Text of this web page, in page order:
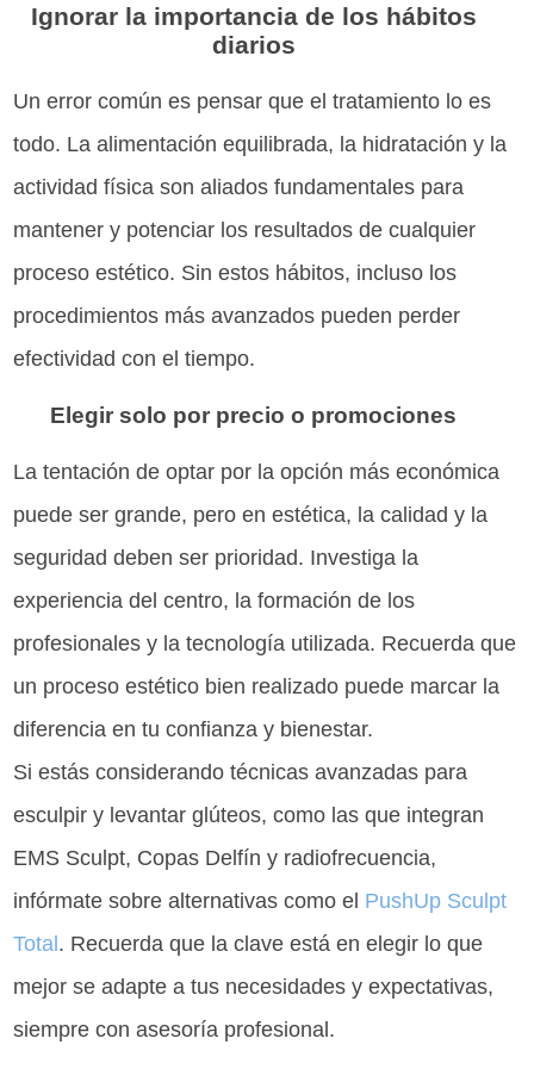
Ignorar la importancia de los hábitos
diarios
Un error común es pensar que el tratamiento lo es
todo. La alimentación equilibrada, la hidratación y la
actividad física son aliados fundamentales para
mantener y potenciar los resultados de cualquier
proceso estético. Sin estos hábitos, incluso los
procedimientos más avanzados pueden perder
efectividad con el tiempo.
Elegir solo por precio o promociones
La tentación de optar por la opción más económica
puede ser grande, pero en estética, la calidad y la
seguridad deben ser prioridad. Investiga la
experiencia del centro, la formación de los
profesionales y la tecnología utilizada. Recuerda que
un proceso estético bien realizado puede marcar la
diferencia en tu confianza y bienestar.
Si estás considerando técnicas avanzadas para
esculpir y levantar glúteos, como las que integran
EMS Sculpt, Copas Delfín y radiofrecuencia,
infórmate sobre alternativas como el PushUp Sculpt
Total . Recuerda que la clave está en elegir lo que
mejor se adapte a tus necesidades y expectativas,
siempre con asesoría profesional.